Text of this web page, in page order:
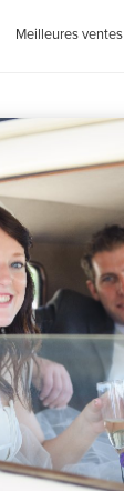
Meilleures ventes